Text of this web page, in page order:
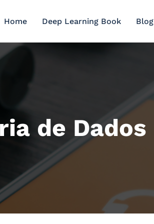
Home Deep Learning Book Blog
de Dados